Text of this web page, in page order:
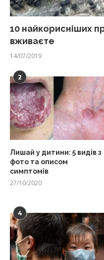
10 найкорисніших
вживаєте
14/07/2019
2
Лишай у дитини: 5 видів з
фото та описом
симптомів
27/10/2020
4